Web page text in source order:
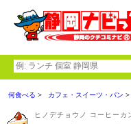
何食べる カフェ・スイーツ・パン
ヒノデチョウノ コーヒーカ